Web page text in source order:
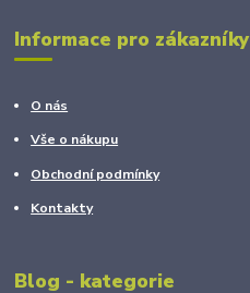
Informace pro zákazníky
O nás
Vše o nákupu
Obchodní podmínky
Kontakty
Blog - kategorie